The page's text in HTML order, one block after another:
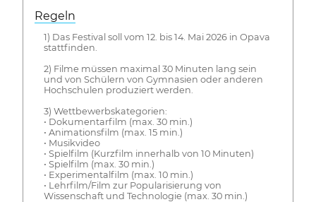
Regeln
1) Das Festival soll vom 12. bis 14. Mai 2026 in Opava
stattfinden.
2) Filme müssen maximal 30 Minuten lang sein
und von Schülern von Gymnasien oder anderen
Hochschulen produziert werden.
3) Wettbewerbskategorien:
• Dokumentarfilm (max. 30 min.)
• Animationsfilm (max. 15 min.)
• Musikvideo
• Spielfilm (Kurzfilm innerhalb von 10 Minuten)
• Spielfilm (max. 30 min.)
• Experimentalfilm (max. 10 min.)
• Lehrfilm/Film zur Popularisierung von
Wissenschaft und Technologie (max. 30 min.)